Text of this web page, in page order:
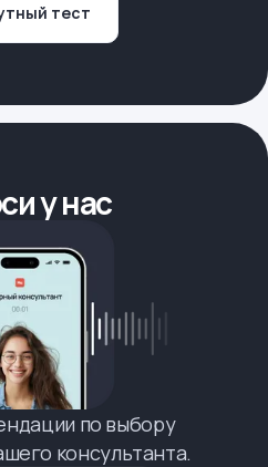
тест
у нас
по выбору
консультанта.